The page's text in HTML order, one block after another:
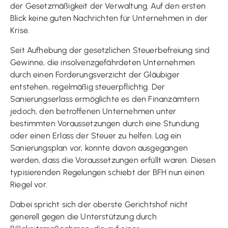
der Gesetzmäßigkeit der Verwaltung. Auf den ersten
Blick keine guten Nachrichten für Unternehmen in der
Krise.
Seit Aufhebung der gesetzlichen Steuerbefreiung sind
Gewinne, die insolvenzgefährdeten Unternehmen
durch einen Forderungsverzicht der Gläubiger
entstehen, regelmäßig steuerpflichtig. Der
Sanierungserlass ermöglichte es den Finanzämtern
jedoch, den betroffenen Unternehmen unter
bestimmten Voraussetzungen durch eine Stundung
oder einen Erlass der Steuer zu helfen. Lag ein
Sanierungsplan vor, konnte davon ausgegangen
werden, dass die Voraussetzungen erfüllt waren. Diesen
typisierenden Regelungen schiebt der BFH nun einen
Riegel vor.
Dabei spricht sich der oberste Gerichtshof nicht
generell gegen die Unterstützung durch